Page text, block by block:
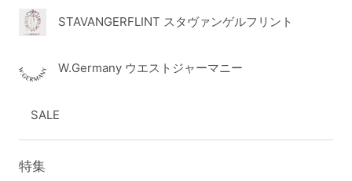
STAVANGERFLINT スタヴァンゲルフリント
W.Germany ウエストジャーマニー
SALE
特集